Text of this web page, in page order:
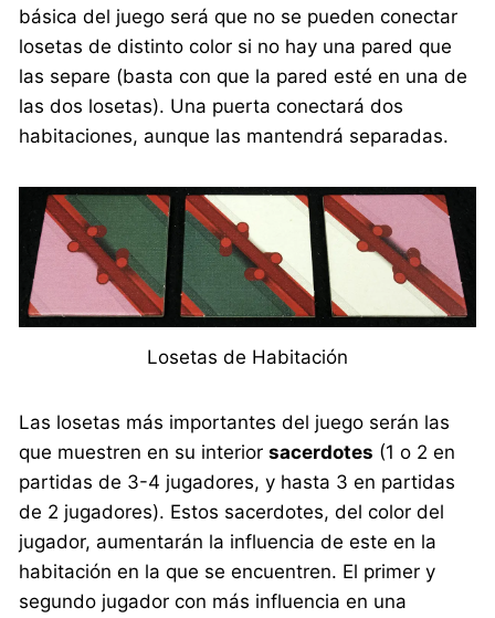
básica del juego será que no se pueden conectar
losetas de distinto color si no hay una pared que
las separe (basta con que la pared esté en una de
las dos losetas). Una puerta conectará dos
habitaciones, aunque las mantendrá separadas.
Losetas de Habitación
Las losetas más importantes del juego serán las
que muestren en su interiorsacerdotes (1 o 2 en
partidas de 3-4 jugadores, y hasta 3 en partidas
de 2 jugadores). Estos sacerdotes, del color del
jugador, aumentarán la influencia de este en la
habitación en la que se encuentren. El primer y
segundo jugador con más influencia en una